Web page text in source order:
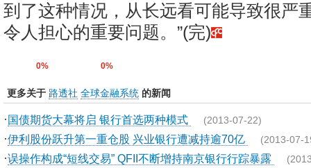
到了这种情况，从长远看可能导致很严
令人担心的重要问题。”(完)
0% 0%
更多关于 路透社 全球金融系统 的新闻
·国债期货大幕将启 银行首选两种模式 (2013-07-22)
·伊利股份跃升第一重仓股 兴业银行遭减持逾70亿 (2013-07-
·误操作构成“短线交易” QFII不断增持南京银行行踪暴露